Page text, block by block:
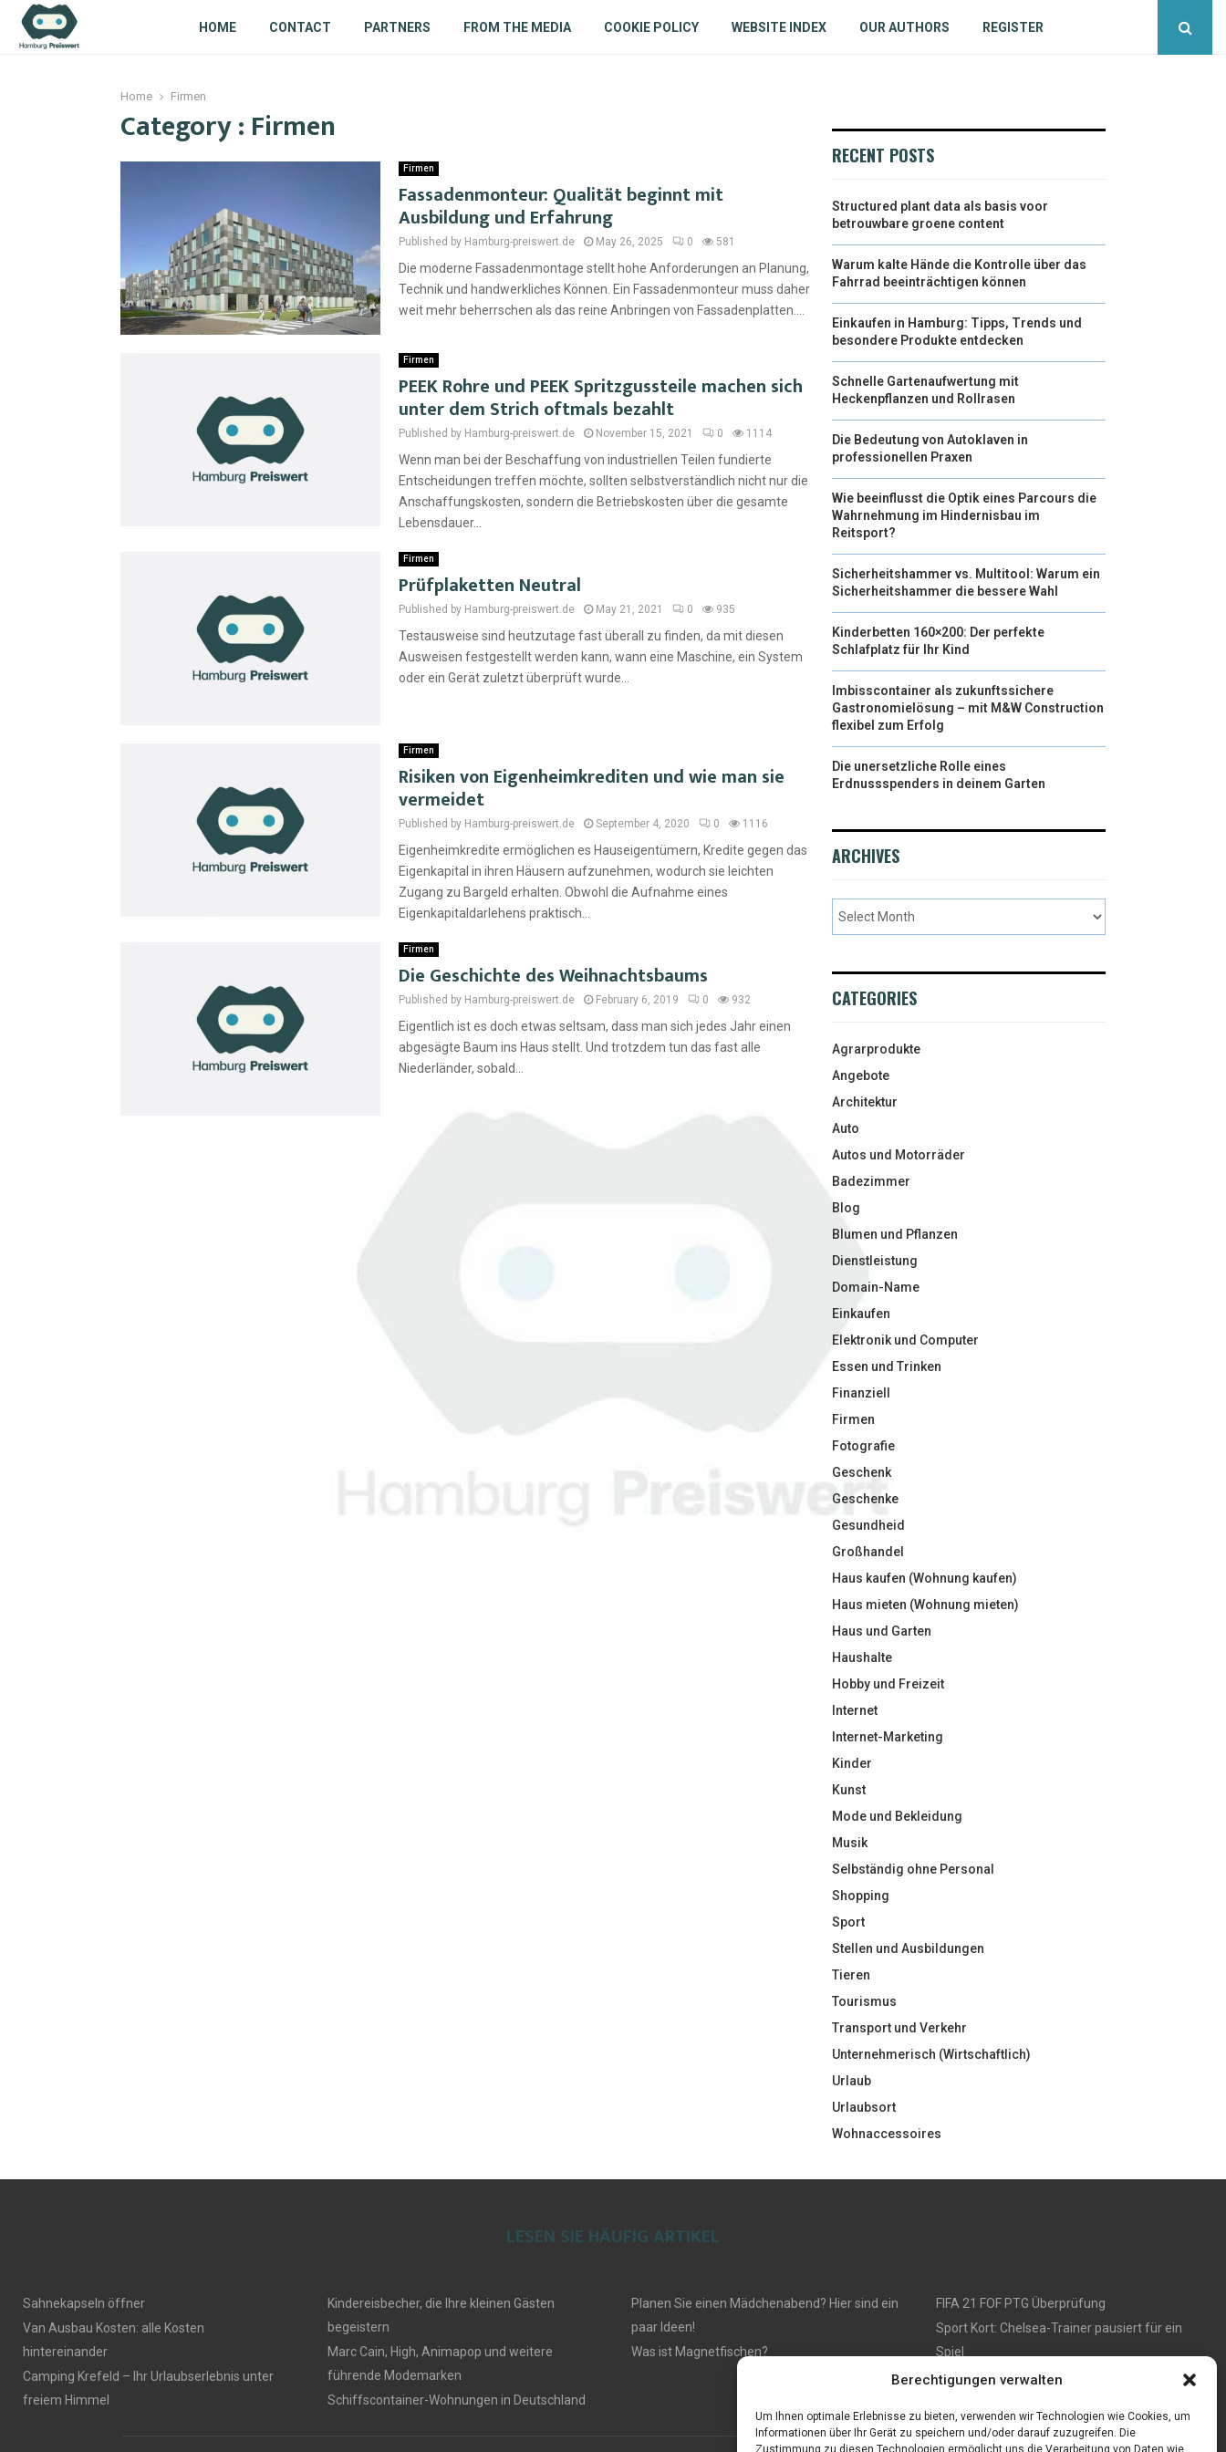
Berechtigungen verwalten
Um Ihnen optimale Erlebnisse zu bieten, verwenden wir Technologien wie Cookies, um
Informationen über Ihr Gerät zu speichern und/oder darauf zuzugreifen. Die
Zustimmung zu diesen Technologien ermöglicht uns die Verarbeitung von Daten wie
HOME CONTACT PARTNERS FROM THE MEDIA COOKIE POLICY WEBSITE INDEX OUR AUTHORS REGISTER
Home Firmen
Category : Firmen
Firmen
Fassadenmonteur: Qualität beginnt mit
Ausbildung und Erfahrung
Published by Hamburg-preiswert.de May 26, 2025 0 581
Die moderne Fassadenmontage stellt hohe Anforderungen an Planung,
Technik und handwerkliches Können. Ein Fassadenmonteur muss daher
weit mehr beherrschen als das reine Anbringen von Fassadenplatten....
Firmen
PEEK Rohre und PEEK Spritzgussteile machen sich
unter dem Strich oftmals bezahlt
Published by Hamburg-preiswert.de November 15, 2021 0 1114
Wenn man bei der Beschaffung von industriellen Teilen fundierte
Entscheidungen treffen möchte, sollten selbstverständlich nicht nur die
Anschaffungskosten, sondern die Betriebskosten über die gesamte
Lebensdauer...
Firmen
Prüfplaketten Neutral
Published by Hamburg-preiswert.de May 21, 2021 0 935
Testausweise sind heutzutage fast überall zu finden, da mit diesen
Ausweisen festgestellt werden kann, wann eine Maschine, ein System
oder ein Gerät zuletzt überprüft wurde...
Firmen
Risiken von Eigenheimkrediten und wie man sie
vermeidet
Published by Hamburg-preiswert.de September 4, 2020 0 1116
Eigenheimkredite ermöglichen es Hauseigentümern, Kredite gegen das
Eigenkapital in ihren Häusern aufzunehmen, wodurch sie leichten
Zugang zu Bargeld erhalten. Obwohl die Aufnahme eines
Eigenkapitaldarlehens praktisch...
Firmen
Die Geschichte des Weihnachtsbaums
Published by Hamburg-preiswert.de February 6, 2019 0 932
Eigentlich ist es doch etwas seltsam, dass man sich jedes Jahr einen
abgesägte Baum ins Haus stellt. Und trotzdem tun das fast alle
Niederländer, sobald...
RECENT POSTS
Structured plant data als basis voor
betrouwbare groene content
Warum kalte Hände die Kontrolle über das
Fahrrad beeinträchtigen können
Einkaufen in Hamburg: Tipps, Trends und
besondere Produkte entdecken
Schnelle Gartenaufwertung mit
Heckenpflanzen und Rollrasen
Die Bedeutung von Autoklaven in
professionellen Praxen
Wie beeinflusst die Optik eines Parcours die
Wahrnehmung im Hindernisbau im
Reitsport?
Sicherheitshammer vs. Multitool: Warum ein
Sicherheitshammer die bessere Wahl
Kinderbetten 160×200: Der perfekte
Schlafplatz für Ihr Kind
Imbisscontainer als zukunftssichere
Gastronomielösung – mit M&W Construction
flexibel zum Erfolg
Die unersetzliche Rolle eines
Erdnussspenders in deinem Garten
ARCHIVES
CATEGORIES
Agrarprodukte
Angebote
Architektur
Auto
Autos und Motorräder
Badezimmer
Blog
Blumen und Pflanzen
Dienstleistung
Domain-Name
Einkaufen
Elektronik und Computer
Essen und Trinken
Finanziell
Firmen
Fotografie
Geschenk
Geschenke
Gesundheid
Großhandel
Haus kaufen (Wohnung kaufen)
Haus mieten (Wohnung mieten)
Haus und Garten
Haushalte
Hobby und Freizeit
Internet
Internet-Marketing
Kinder
Kunst
Mode und Bekleidung
Musik
Selbständig ohne Personal
Shopping
Sport
Stellen und Ausbildungen
Tieren
Tourismus
Transport und Verkehr
Unternehmerisch (Wirtschaftlich)
Urlaub
Urlaubsort
Wohnaccessoires
LESEN SIE HÄUFIG ARTIKEL
Sahnekapseln öffner
Van Ausbau Kosten: alle Kosten
hintereinander
Camping Krefeld – Ihr Urlaubserlebnis unter
freiem Himmel
Kindereisbecher, die Ihre kleinen Gästen
begeistern
Marc Cain, High, Animapop und weitere
führende Modemarken
Schiffscontainer-Wohnungen in Deutschland
Planen Sie einen Mädchenabend? Hier sind ein
paar Ideen!
Was ist Magnetfischen?
FIFA 21 FOF PTG Überprüfung
Sport Kort: Chelsea-Trainer pausiert für ein
Spiel